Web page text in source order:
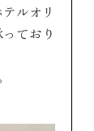
ルオリ
ており